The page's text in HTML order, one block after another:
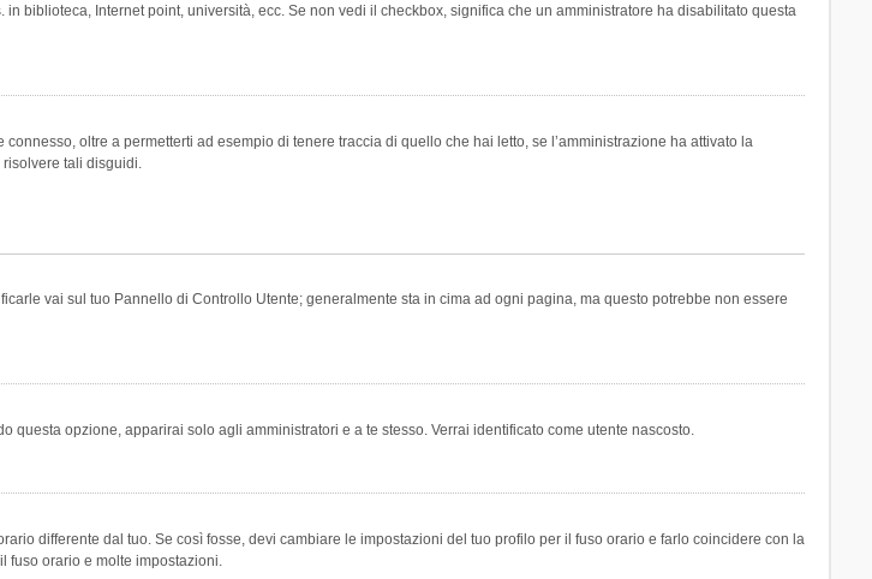
biblioteca, Internet point, università, ecc. Se non vedi il checkbox, significa che un amministratore ha disabilitato questa
oltre a permetterti ad esempio di tenere traccia di quello che hai letto, se l’amministrazione ha attivato la
tali disguidi.
vai sul tuo Pannello di Controllo Utente; generalmente sta in cima ad ogni pagina, ma questo potrebbe non essere
questa opzione, apparirai solo agli amministratori e a te stesso. Verrai identificato come utente nascosto.
differente dal tuo. Se così fosse, devi cambiare le impostazioni del tuo profilo per il fuso orario e farlo coincidere con la
fuso orario e molte impostazioni.